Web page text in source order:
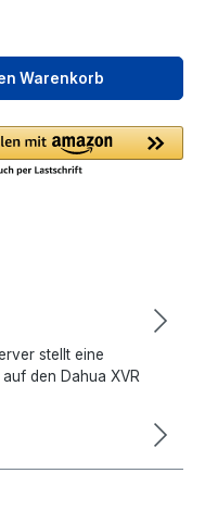
Warenkorb
stellt eine
den Dahua XVR